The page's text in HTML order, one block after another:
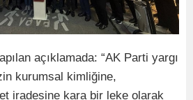
açıklamada: “AK Parti yargı
kurumsal kimliğine,
iradesine kara bir leke olarak